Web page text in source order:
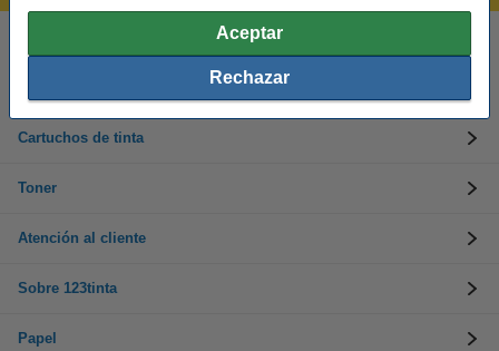
Aceptar
Rechazar
Llámanos al 900 123 247
En días laborables de 09:00 a 20:00.
Cartuchos de tinta
Toner
Atención al cliente
Sobre 123tinta
Papel